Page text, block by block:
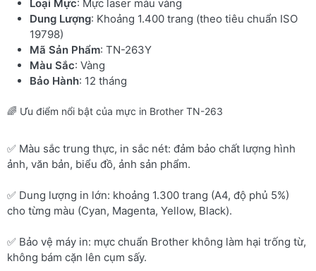
Loại Mực: Mực laser màu vàng
Dung Lượng: Khoảng 1.400 trang (theo tiêu chuẩn ISO
19798)
Mã Sản Phẩm: TN-263Y
Màu Sắc: Vàng
Bảo Hành: 12 tháng
🌈 Ưu điểm nổi bật của mực in Brother TN-263
✅ Màu sắc trung thực, in sắc nét: đảm bảo chất lượng hình
ảnh, văn bản, biểu đồ, ảnh sản phẩm.
✅ Dung lượng in lớn: khoảng 1.300 trang (A4, độ phủ 5%)
cho từng màu (Cyan, Magenta, Yellow, Black).
✅ Bảo vệ máy in: mực chuẩn Brother không làm hại trống từ,
không bám cặn lên cụm sấy.